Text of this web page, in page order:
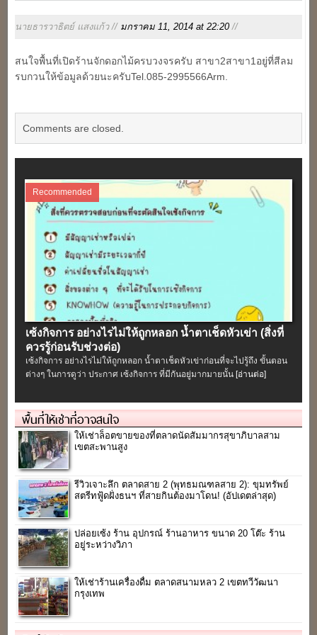
นายธารวาธิตย์ แสงแก้ว // มกราคม 11, 2014 at 22:20//
สนใจพื้นที่เปิดร้านจักดอกไม้ครบวงจรครับ สาขา2สาขา1อยู่ที่สีลม
รบกวนให้ข้อมูลด้วยนะครับTel.085-2995566Arm.
Comments are closed.
Recommended
เซ้งกิจการ อย่างไรไม่ให้ถูกหลอก น้ำตาเช็ดหัวเข่า (สิ่งที่
ควรรู้ก่อนรับช่วงต่อ)
เซ้งกิจการ อย่างไรไม่ให้ถูกหลอก น้ำตาเช็ดหัวเข่าก่อนที่จะไปรู้ถึง ขั้นตอน
ต่างๆ ในการดูว่า ประกาศ เซ้งกิจการ ที่มีกันอยู่มากมายนั้น [อ่านต่อ]
พื้นที่ให้เช่าที่อาจสนใจ
ให้เช่าล็อตขายของที่ตลาดนัดสัมมากรสุขาภิบาลสาม
เขตสะพานสูง
รีวิวเจาะลึก ตลาดสาย 2 (พุทธมณฑลสาย 2): ขุมทรัพย์
สตรีทฟู้ดฝั่งธนฯ ที่สายกินต้องมาโดน! (อัปเดตล่าสุด)
ปล่อยเซ้ง ร้าน อุปกรณ์ ร้านอาหาร ขนาด 20 โต๊ะ ร้าน
อยู่ระหว่างวิภา
ให้เช่าร้านเครื่องดื่ม ตลาดสนามหลว 2 เขตทวีวัฒนา
กรุงเทพ